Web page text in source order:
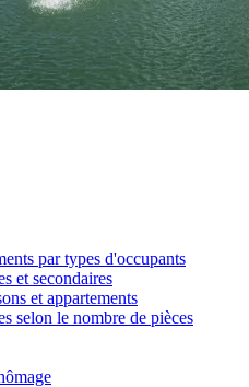
par types d'occupants
et secondaires
et appartements
selon le nombre de pièces